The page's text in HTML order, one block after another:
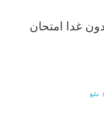
غدا امتحان
تبليغ